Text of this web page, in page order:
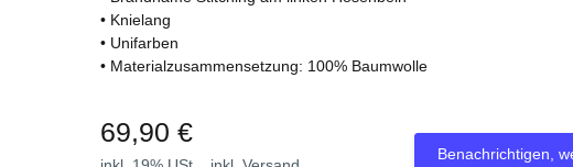
• Knielang
• Unifarben
• Materialzusammensetzung: 100% Baumwolle
69,90 €
Benachrichtigen,